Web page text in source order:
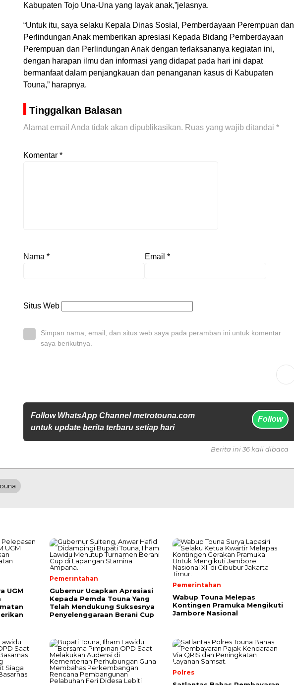
Kabupaten Tojo Una-Una yang layak anak,”jelasnya.
“Untuk itu, saya selaku Kepala Dinas Sosial, Pemberdayaan Perempuan dan
Perlindungan Anak memberikan apresiasi Kepada Bidang Pemberdayaan
Perempuan dan Perlindungan Anak dengan terlaksananya kegiatan ini,
dengan harapan ilmu dan informasi yang didapat pada hari ini dapat
bermanfaat dalam penjangkauan dan penanganan kasus di Kabupaten
Touna,” harapnya.
Tinggalkan Balasan
Alamat email Anda tidak akan dipublikasikan. Ruas yang wajib ditandai *
Komentar *
Nama * Email *
Situs Web
Simpan nama, email, dan situs web saya pada peramban ini untuk komentar
saya berikutnya.
Follow WhatsApp Channel metrotouna.com
untuk update berita terbaru setiap hari
Follow
Berita ini 36 kali dibaca
UGM
Pemerintahan
Gubernur Ucapkan Apresiasi
Kepada Pemda Touna Yang
Telah Mendukung Suksesnya
Penyelenggaraan Berani Cup
Pemerintahan
Wabup Touna Melepas
Kontingen Pramuka Mengikuti
Jambore Nasional
Polres